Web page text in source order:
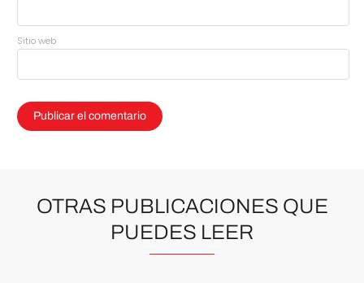
Sitio web
OTRAS PUBLICACIONES QUE
PUEDES LEER